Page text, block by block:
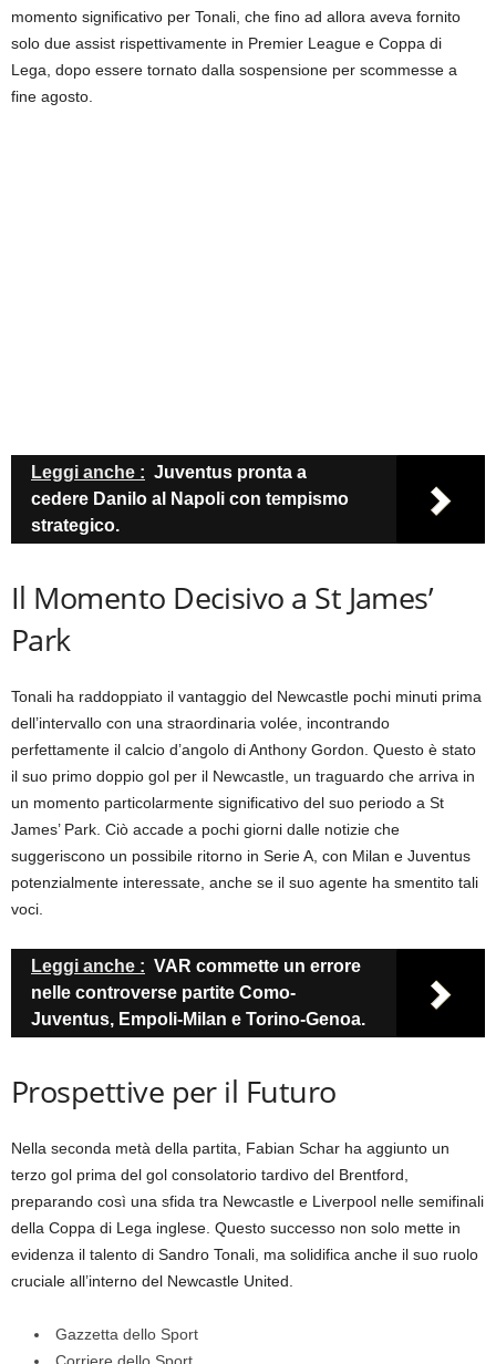
momento significativo per Tonali, che fino ad allora aveva fornito
solo due assist rispettivamente in Premier League e Coppa di
Lega, dopo essere tornato dalla sospensione per scommesse a
fine agosto.
Leggi anche : Juventus pronta a
cedere Danilo al Napoli con tempismo
strategico.
Il Momento Decisivo a St James’
Park
Tonali ha raddoppiato il vantaggio del Newcastle pochi minuti prima
dell’intervallo con una straordinaria volée, incontrando
perfettamente il calcio d’angolo di Anthony Gordon. Questo è stato
il suo primo doppio gol per il Newcastle, un traguardo che arriva in
un momento particolarmente significativo del suo periodo a St
James’ Park. Ciò accade a pochi giorni dalle notizie che
suggeriscono un possibile ritorno in Serie A, con Milan e Juventus
potenzialmente interessate, anche se il suo agente ha smentito tali
voci.
Leggi anche : VAR commette un errore
nelle controverse partite Como-
Juventus, Empoli-Milan e Torino-Genoa.
Prospettive per il Futuro
Nella seconda metà della partita, Fabian Schar ha aggiunto un
terzo gol prima del gol consolatorio tardivo del Brentford,
preparando così una sfida tra Newcastle e Liverpool nelle semifinali
della Coppa di Lega inglese. Questo successo non solo mette in
evidenza il talento di Sandro Tonali, ma solidifica anche il suo ruolo
cruciale all’interno del Newcastle United.
Gazzetta dello Sport
Corriere dello Sport